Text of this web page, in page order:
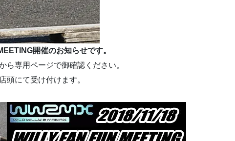
開催のお知らせです。
ら専用ページで御確認ください。
頭にて受け付けます。